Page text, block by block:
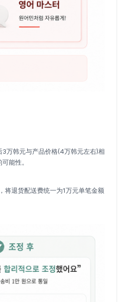
万韩元与产品价格(4万韩元左右)相
能性。
将退货配送费统一为1万元单笔金额